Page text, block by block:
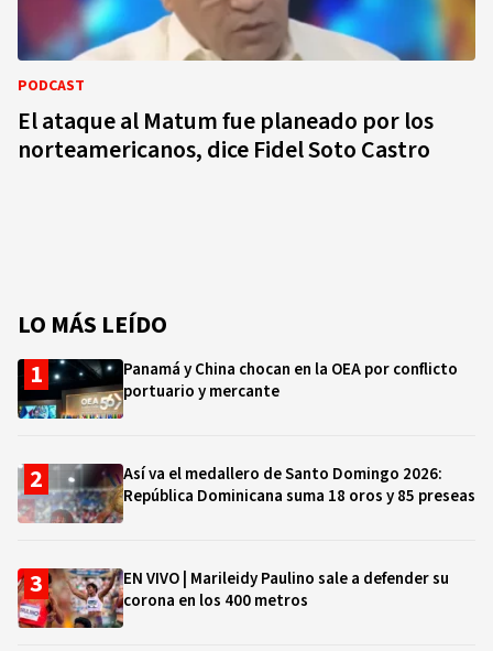
PODCAST
El ataque al Matum fue planeado por los
norteamericanos, dice Fidel Soto Castro
LO MÁS LEÍDO
Panamá y China chocan en la OEA por conflicto
portuario y mercante
Así va el medallero de Santo Domingo 2026:
República Dominicana suma 18 oros y 85 preseas
EN VIVO | Marileidy Paulino sale a defender su
corona en los 400 metros